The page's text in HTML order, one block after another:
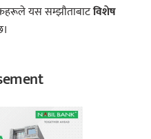
यस सम्झौताबाटविशेष